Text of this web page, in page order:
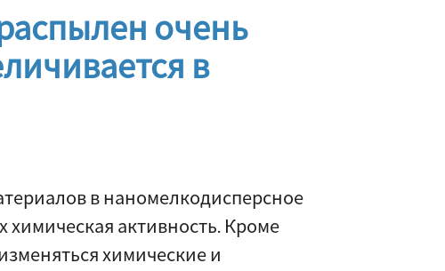
очень
в
в наномелкодисперсное
химическая активность. Кроме
химические и